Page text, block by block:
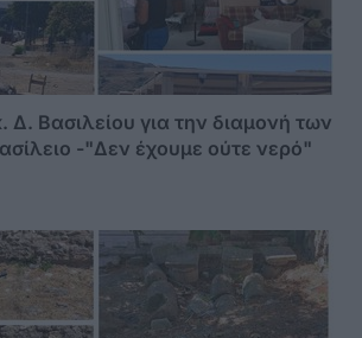
Βασιλείου για την διαμονή των
-"Δεν έχουμε ούτε νερό"